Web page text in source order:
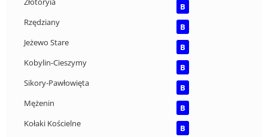
B
Rzędziany
B
Jeżewo Stare
B
Kobylin-Cieszymy
B
Sikory-Pawłowięta
B
Mężenin
B
Kołaki Kościelne
B